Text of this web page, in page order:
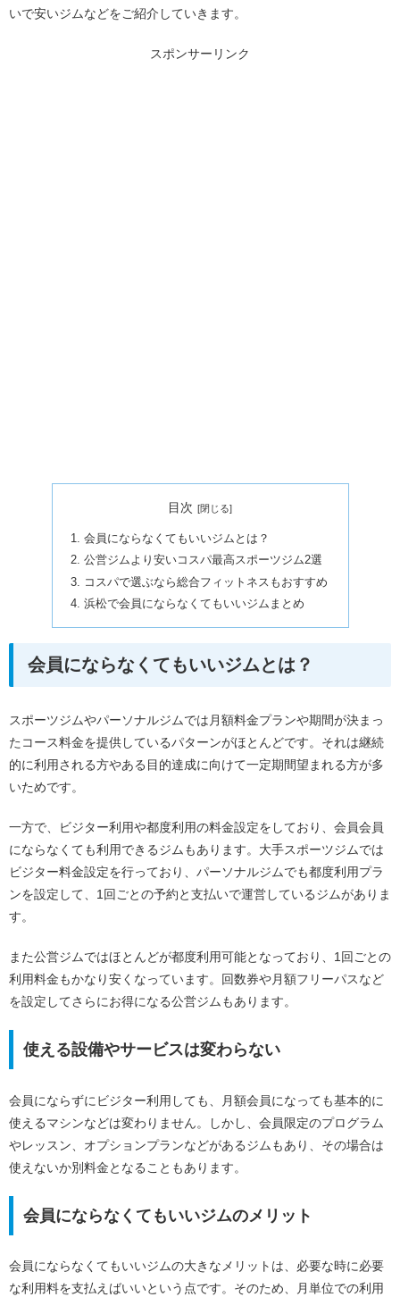
いで安いジムなどをご紹介していきます。
スポンサーリンク
目次
会員にならなくてもいいジムとは？
公営ジムより安いコスパ最高スポーツジム2選
コスパで選ぶなら総合フィットネスもおすすめ
浜松で会員にならなくてもいいジムまとめ
会員にならなくてもいいジムとは？
スポーツジムやパーソナルジムでは月額料金プランや期間が決まっ
たコース料金を提供しているパターンがほとんどです。それは継続
的に利用される方やある目的達成に向けて一定期間望まれる方が多
いためです。
一方で、ビジター利用や都度利用の料金設定をしており、会員会員
にならなくても利用できるジムもあります。大手スポーツジムでは
ビジター料金設定を行っており、パーソナルジムでも都度利用プラ
ンを設定して、1回ごとの予約と支払いで運営しているジムがありま
す。
また公営ジムではほとんどが都度利用可能となっており、1回ごとの
利用料金もかなり安くなっています。回数券や月額フリーパスなど
を設定してさらにお得になる公営ジムもあります。
使える設備やサービスは変わらない
会員にならずにビジター利用しても、月額会員になっても基本的に
使えるマシンなどは変わりません。しかし、会員限定のプログラム
やレッスン、オプションプランなどがあるジムもあり、その場合は
使えないか別料金となることもあります。
会員にならなくてもいいジムのメリット
会員にならなくてもいいジムの大きなメリットは、必要な時に必要
な利用料を支払えばいいという点です。そのため、月単位での利用